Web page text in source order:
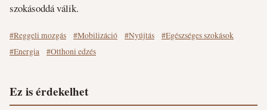
szokásoddá válik.
#Reggeli mozgás #Mobilizáció #Nyújtás
#Egészséges szokások
#Energia
#Otthoni edzés
Ez is érdekelhet